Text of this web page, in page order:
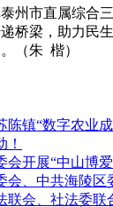
州市直属综合
桥梁，助力民
（朱 楷）
陈镇“数字农业
！
会开展“中山博
会、中共海陵
联会、社法委联